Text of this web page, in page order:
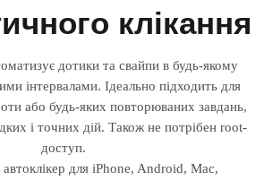
клікання
дотики та свайпи в будь-якому
інтервалами. Ідеально підходить для
або будь-яких повторюваних завдань,
і точних дій. Також не потрібен root-
доступ.
для iPhone, Android, Mac,